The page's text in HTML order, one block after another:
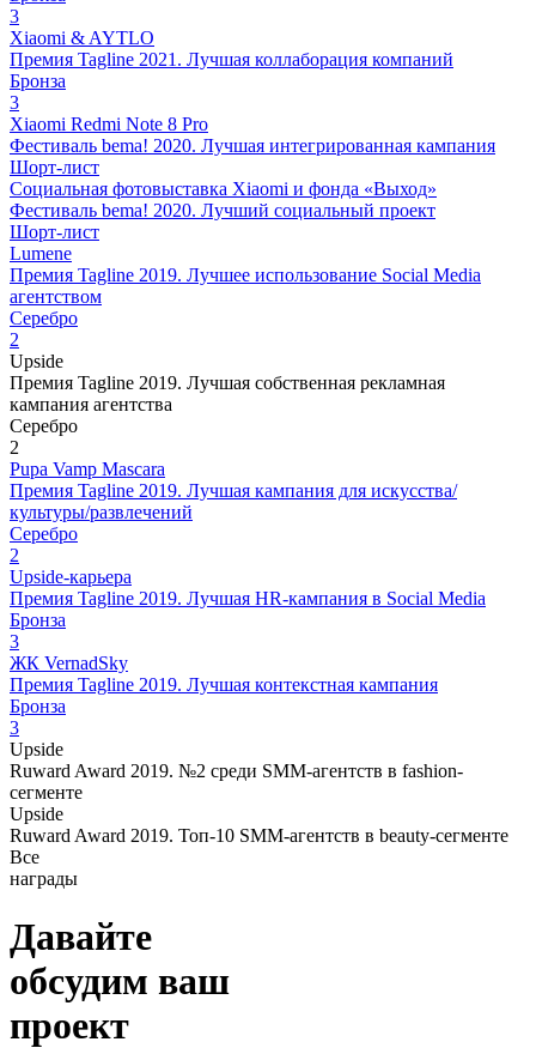
3
Xiaomi & AYTLO
Премия Tagline 2021. Лучшая коллаборация компаний
Бронза
3
Xiaomi Redmi Note 8 Pro
Фестиваль bema! 2020. Лучшая интегрированная кампания
Шорт-лист
Социальная фотовыставка Xiaomi и фонда «Выход»
Фестиваль bema! 2020. Лучший социальный проект
Шорт-лист
Lumene
Премия Tagline 2019. Лучшее использование Social Media
агентством
Серебро
2
Upside
Премия Tagline 2019. Лучшая собственная рекламная
кампания агентства
Серебро
2
Pupa Vamp Mascara
Премия Tagline 2019. Лучшая кампания для искусства/
культуры/развлечений
Серебро
2
Upside-карьера
Премия Tagline 2019. Лучшая HR-кампания в Social Media
Бронза
3
ЖК VernadSky
Премия Tagline 2019. Лучшая контекстная кампания
Бронза
3
Upside
Ruward Award 2019. №2 среди SMM-агентств в fashion-
сегменте
Upside
Ruward Award 2019. Топ-10 SMM-агентств в beauty-сегменте
Все
награды
Давайте
обсудим ваш
проект